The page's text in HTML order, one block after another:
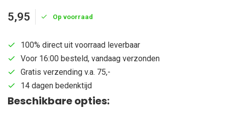
5,95 Op voorraad
100% direct uit voorraad leverbaar
Voor 16:00 besteld, vandaag verzonden
Gratis verzending v.a. 75,-
14 dagen bedenktijd
Beschikbare opties: